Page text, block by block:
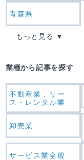
青森県
もっと見る
業種から記事を探す
不動産業，リー
ス・レンタル業
卸売業
サービス業全般